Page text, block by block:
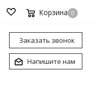
Корзина 0
Заказать звонок
Напишите нам